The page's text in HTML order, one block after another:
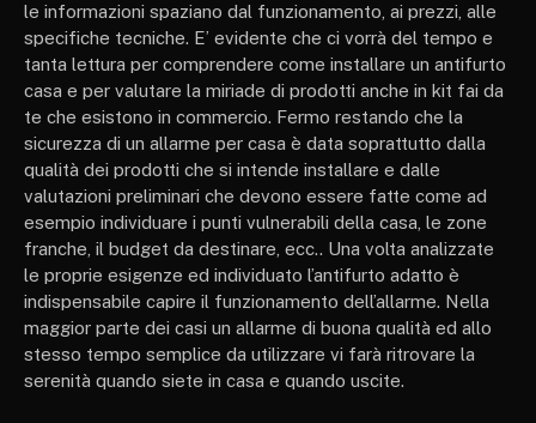
le informazioni spaziano dal funzionamento, ai prezzi, alle
specifiche tecniche. E’ evidente che ci vorrà del tempo e
tanta lettura per comprendere come installare un antifurto
casa e per valutare la miriade di prodotti anche in kit fai da
te che esistono in commercio. Fermo restando che la
sicurezza di un allarme per casa è data soprattutto dalla
qualità dei prodotti che si intende installare e dalle
valutazioni preliminari che devono essere fatte come ad
esempio individuare i punti vulnerabili della casa, le zone
franche, il budget da destinare, ecc.. Una volta analizzate
le proprie esigenze ed individuato l’antifurto adatto è
indispensabile capire il funzionamento dell’allarme. Nella
maggior parte dei casi un allarme di buona qualità ed allo
stesso tempo semplice da utilizzare vi farà ritrovare la
serenità quando siete in casa e quando uscite.